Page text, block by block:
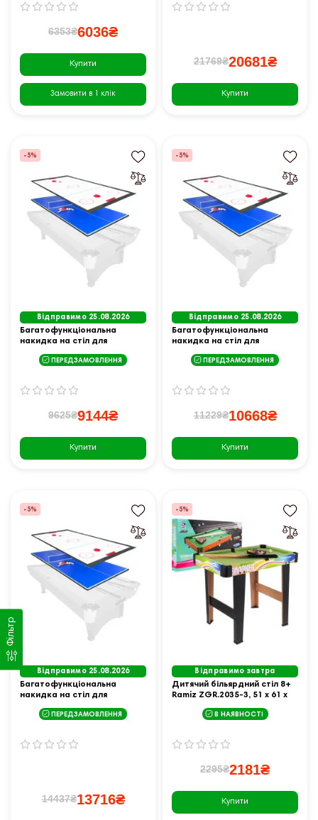
Фільтр
6353₴6036₴
Купити
Замовити в 1 клік
21769₴20681₴
Купити
-5%
Відправимо 25.08.2026
Багатофункціональна
накидка на стіл для
настільний теніс/аерохокей
ПЕРЕДЗАМОВЛЕННЯ
9625₴9144₴
Купити
-5%
Відправимо 25.08.2026
Багатофункціональна
накидка на стіл для
настільний теніс/аерохокей
ПЕРЕДЗАМОВЛЕННЯ
11229₴10668₴
Купити
-5%
Відправимо 25.08.2026
Багатофункціональна
накидка на стіл для
настільний теніс/аерохокей
ПЕРЕДЗАМОВЛЕННЯ
14437₴13716₴
-5%
Відправимо завтра
Дитячий більярдний стіл 8+
Ramiz ZGR.2035-3, 51 x 61 x
В НАЯВНОСТІ
2295₴2181₴
Купити